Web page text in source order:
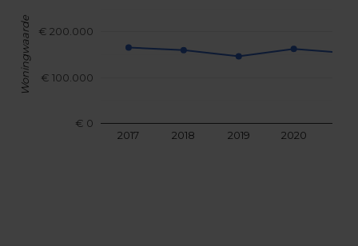
2017 2018 2019 2020
€ 0
€ 100.000
€ 200.000
Woningwaarde